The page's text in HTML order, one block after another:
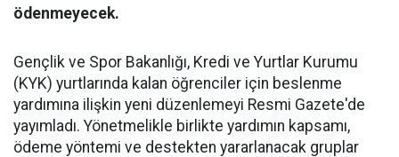
ödenmeyecek.
Gençlik ve Spor Bakanlığı, Kredi ve Yurtlar Kurumu
(KYK) yurtlarında kalan öğrenciler için beslenme
yardımına ilişkin yeni düzenlemeyi Resmi Gazete'de
yayımladı. Yönetmelikle birlikte yardımın kapsamı,
ödeme yöntemi ve destekten yararlanacak gruplar